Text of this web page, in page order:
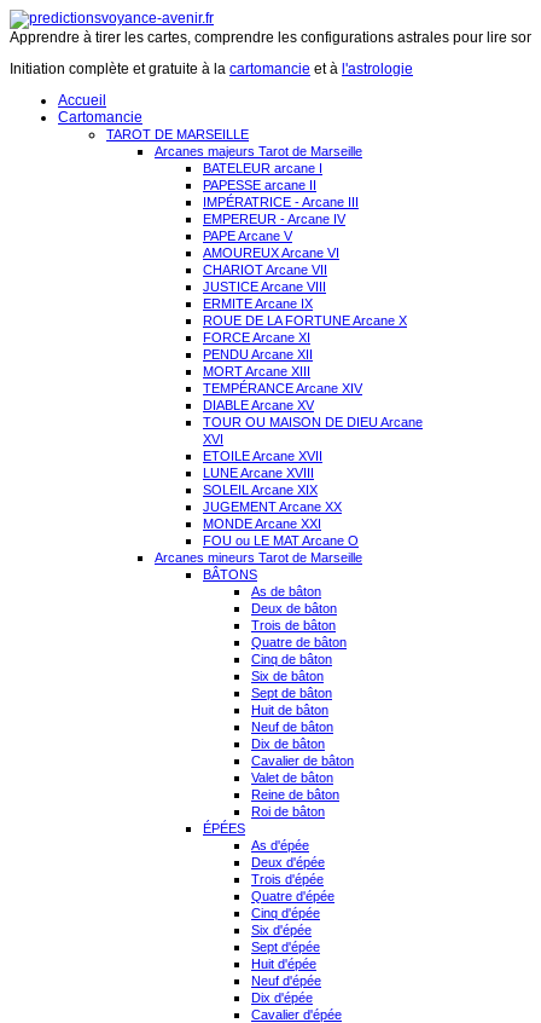
Apprendre à tirer les cartes, comprendre les configurations astrales pour lire
Initiation complète et gratuite à la cartomancie et à l'astrologie
Accueil
Cartomancie
TAROT DE MARSEILLE
Arcanes majeurs Tarot de Marseille
BATELEUR arcane I
PAPESSE arcane II
IMPÉRATRICE - Arcane III
EMPEREUR - Arcane IV
PAPE Arcane V
AMOUREUX Arcane VI
CHARIOT Arcane VII
JUSTICE Arcane VIII
ERMITE Arcane IX
ROUE DE LA FORTUNE Arcane X
FORCE Arcane XI
PENDU Arcane XII
MORT Arcane XIII
TEMPÉRANCE Arcane XIV
DIABLE Arcane XV
TOUR OU MAISON DE DIEU Arcane
XVI
ETOILE Arcane XVII
LUNE Arcane XVIII
SOLEIL Arcane XIX
JUGEMENT Arcane XX
MONDE Arcane XXI
FOU ou LE MAT Arcane O
Arcanes mineurs Tarot de Marseille
BÂTONS
As de bâton
Deux de bâton
Trois de bâton
Quatre de bâton
Cinq de bâton
Six de bâton
Sept de bâton
Huit de bâton
Neuf de bâton
Dix de bâton
Cavalier de bâton
Valet de bâton
Reine de bâton
Roi de bâton
ÉPÉES
As d'épée
Deux d'épée
Trois d'épée
Quatre d'épée
Cinq d'épée
Six d'épée
Sept d'épée
Huit d'épée
Neuf d'épée
Dix d'épée
Cavalier d'épée